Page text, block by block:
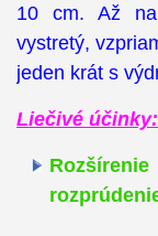
10 cm. Až
vystretý,
jeden krát s
Liečivé účinky: